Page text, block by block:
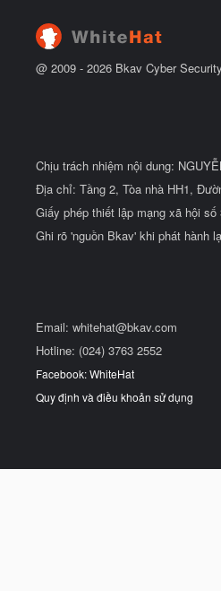
@ 2009 - 2026 Bkav Cyber Security
Chịu trách nhiệm nội dung:
Địa chỉ: Tầng 2, Tòa nhà HH1,
Giấy phép thiết lập mạng xã hội
Ghi rõ 'nguồn Bkav' khi phát hành
Email: whitehat@bkav.com
Hotline: (024) 3763 2552
Facebook: WhiteHat
Quy định và điều khoản sử dụng